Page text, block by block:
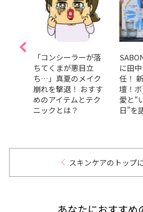
「コンシーラーが落
ちてくまが悪目立
ち…」真夏のメイク
崩れを撃退！ おすす
めのアイテムとテク
ニックとは？
に田
任！
壇！
愛と“
日”を
スキンケアのトップ